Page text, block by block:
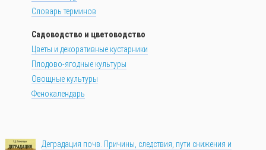
Словарь терминов
Садоводство и цветоводство
Цветы и декоративные кустарники
Плодово-ягодные культуры
Овощные культуры
Фенокалендарь
Деградация почв. Причины, следствия, пути снижения и